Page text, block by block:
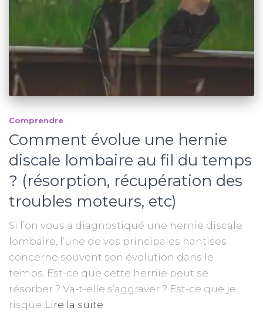
Comprendre
Comment évolue une hernie
discale lombaire au fil du temps
? (résorption, récupération des
troubles moteurs, etc)
Si l’on vous a diagnostiqué une hernie discale
lombaire, l’une de vos principales hantises
concerne souvent son évolution dans le
temps. Est-ce que cette hernie peut se
résorber ? Va-t-elle s’aggraver ? Est-ce que je
risque Lire la suite